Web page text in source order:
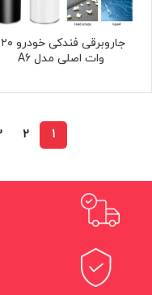
جاروبرقی فندکی
وات اصلی مدل A6
1
2